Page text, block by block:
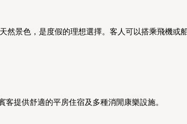
然景色，是度假的理想選擇。客人可以搭乘飛機或
提供舒適的平房住宿及多種消閒康樂設施。